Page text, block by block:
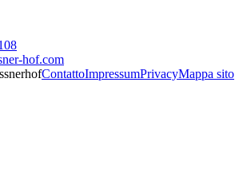
hof.com
ContattoImpressumPrivacyMappa sito